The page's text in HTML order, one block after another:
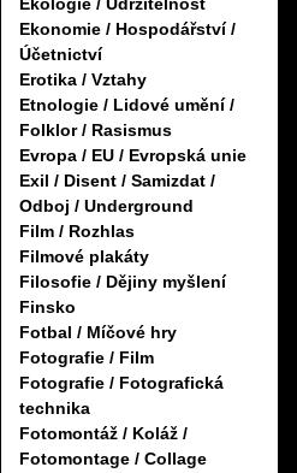
Ekonomie / Hospodářství /
Účetnictví
Erotika / Vztahy
Etnologie / Lidové umění /
Folklor / Rasismus
Evropa / EU / Evropská unie
Exil / Disent / Samizdat /
Odboj / Underground
Film / Rozhlas
Filmové plakáty
Filosofie / Dějiny myšlení
Finsko
Fotbal / Míčové hry
Fotografie / Film
Fotografie / Fotografická
technika
Fotomontáž / Koláž /
Fotomontage / Collage